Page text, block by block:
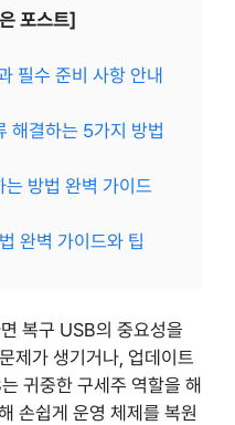
포스트]
필수 준비 사항 안내
해결하는 5가지 방법
방법 완벽 가이드
완벽 가이드와 팁
복구 USB의 중요성을
제가 생기거나, 업데이트
귀중한 구세주 역할을 해
손쉽게 운영 체제를 복원